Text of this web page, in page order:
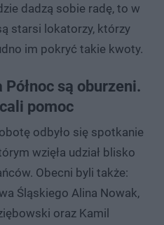
dadzą sobie radę, to w
starsi lokatorzy, którzy
im pokryć takie kwoty.
są oburzeni.
pomoc
odbyło się spotkanie
wzięła udział blisko
Obecni byli także:
Śląskiego Alina Nowak,
oraz Kamil